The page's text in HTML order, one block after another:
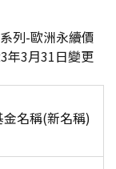
列-歐洲永續價
年3月31日變更
金名稱(新名稱)